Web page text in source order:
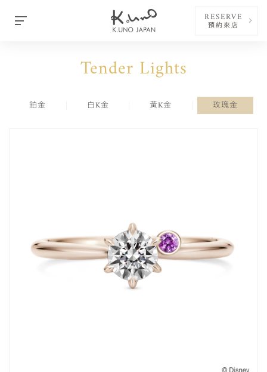
RESERVE
預約來店
Tender Lights
鉑金 白K金 黃K金 玫瑰金